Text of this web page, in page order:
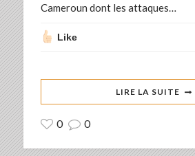
Cameroun dont les attaques…
Like
LIRE LA SUITE
0 0